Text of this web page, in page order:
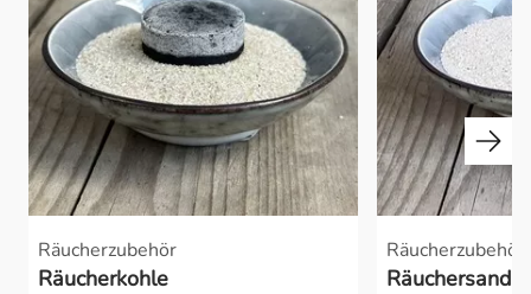
Räucherzubehör
Räucherkohle
Räucherzubehör
Räuchersand